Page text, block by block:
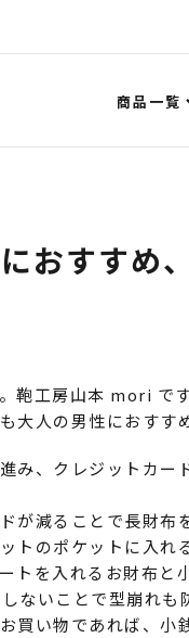
商品一覧
おすすめ
鞄工房山本 mori です
大人の男性におすす
み、クレジットカー
が減ることで長財布
トのポケットに入れ
トを入れるお財布と
ないことで型崩れも
買い物であれば、小